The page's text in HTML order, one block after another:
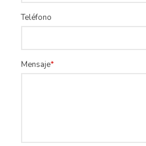
Teléfono
Mensaje